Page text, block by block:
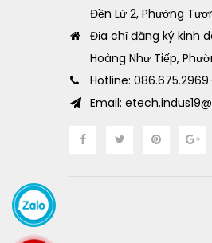
Đền Lừ 2, Phường
Địa chỉ đăng ký kinh
Hoàng Như Tiếp,
Hotline:
Email: